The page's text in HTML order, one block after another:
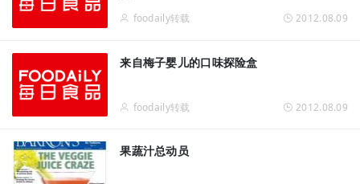
foodaily转载 2012.08.09
来自梅子婴儿的口味探险盒
foodaily转载 2012.08.09
果蔬汁总动员